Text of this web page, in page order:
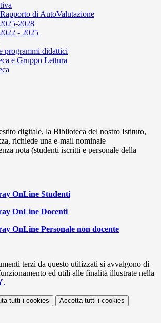
di AutoValutazione
2028
- 2025
programmi didattici
e Gruppo Lettura
digitale, la Biblioteca del nostro Istituto,
richiede una e-mail nominale
nota (studenti iscritti e personale della
OnLine Studenti
OnLine Docenti
OnLine Personale non docente
terzi da questo utilizzati si avvalgono di
ed utili alle finalità illustrate nella
.
tutti i cookies Accetta tutti i cookies